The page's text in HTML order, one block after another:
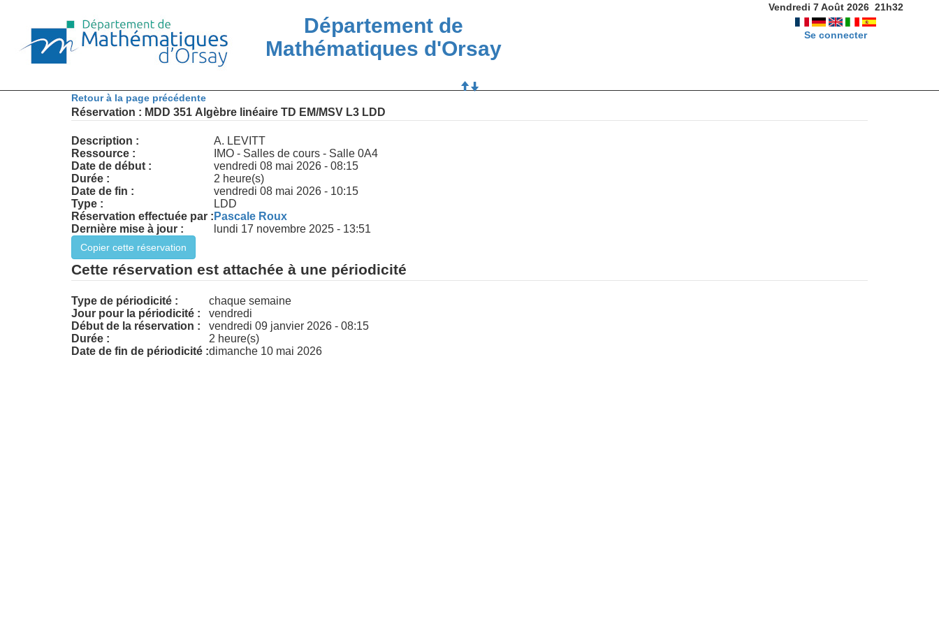
Département de
Mathématiques d'Orsay
Vendredi 7 Août 2026 21h32
Se connecter
Retour à la page précédente
Réservation : MDD 351 Algèbre linéaire TD EM/MSV L3 LDD
Description :
A. LEVITT
Ressource :
IMO - Salles de cours - Salle 0A4
Date de début :
vendredi 08 mai 2026 - 08:15
Durée :
2 heure(s)
Date de fin :
vendredi 08 mai 2026 - 10:15
Type :
LDD
Réservation effectuée par : Pascale Roux
Dernière mise à jour :
lundi 17 novembre 2025 - 13:51
Cette réservation est attachée à une périodicité
Type de périodicité :
chaque semaine
Jour pour la périodicité :
vendredi
Début de la réservation :
vendredi 09 janvier 2026 - 08:15
Durée :
2 heure(s)
Date de fin de périodicité :dimanche 10 mai 2026